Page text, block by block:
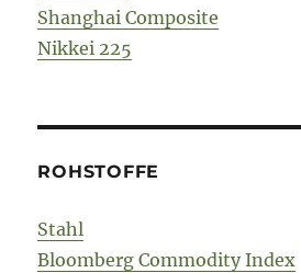
Shanghai Composite
Nikkei 225
ROHSTOFFE
Stahl
Bloomberg Commodity Index